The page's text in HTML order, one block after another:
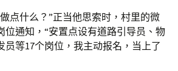
点什么？”正当他思索时，村里的微
位通知，“安置点设有道路引导员、物
员等17个岗位，我主动报名，当上了